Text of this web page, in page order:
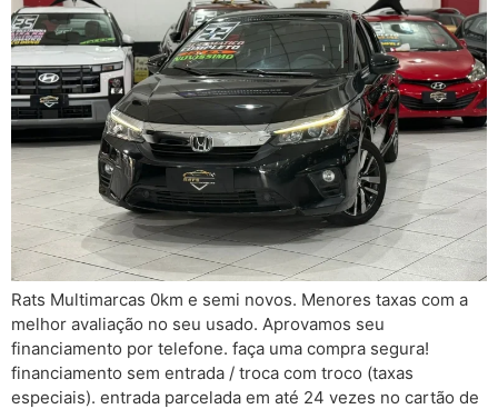
Rats Multimarcas 0km e semi novos. Menores taxas com a
melhor avaliação no seu usado. Aprovamos seu
financiamento por telefone. faça uma compra segura!
financiamento sem entrada / troca com troco (taxas
especiais). entrada parcelada em até 24 vezes no cartão de